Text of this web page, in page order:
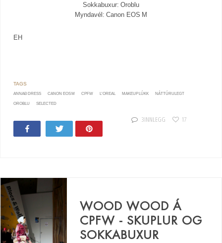
Sokkabuxur: Oroblu
Myndavél: Canon EOS M
EH
ANNAÐ DRESS CANON EOS M CPFW L'OREAL MAKEUP LÚKK NÁTTÚRULEGT
OROBLU SELECTED
Tweet
3 INNLEGG 17
WOOD WOOD Á
CPFW - SKUPLUR OG
SOKKABUXUR